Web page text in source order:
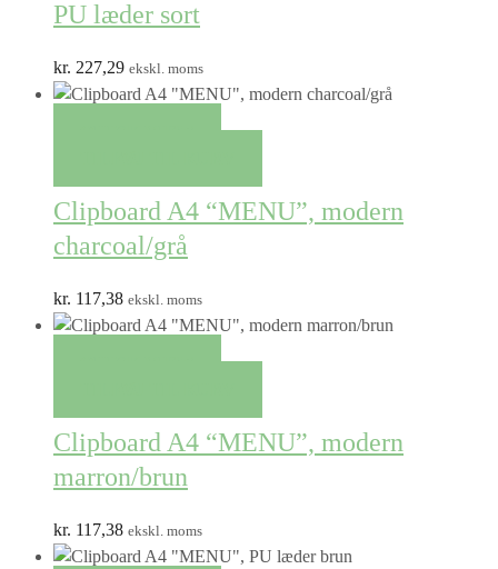
PU læder sort
kr. 227,29 ekskl. moms
Clipboard A4 “MENU”, modern
charcoal/grå
kr. 117,38 ekskl. moms
Clipboard A4 “MENU”, modern
marron/brun
kr. 117,38 ekskl. moms